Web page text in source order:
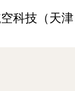
科技（天